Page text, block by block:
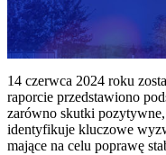
14 czerwca 2024 roku
raporcie przedstawiono
zarówno skutki
identyfikuje kluczowe
mające na celu poprawę